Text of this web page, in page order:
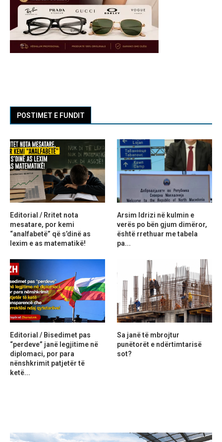
POSTIMET E FUNDIT
Editorial / Rritet nota
mesatare, por kemi
“analfabetë” që s’dinë as
lexim e as matematikë!
Arsim Idrizi në kulmin e
verës po bën gjum dimëror,
është rrethuar me tabela
pa...
Editorial / Bisedimet pas
“perdeve” janë legjitime në
diplomaci, por para
nënshkrimit patjetër të
ketë...
Sa janë të mbrojtur
punëtorët e ndërtimtarisë
sot?